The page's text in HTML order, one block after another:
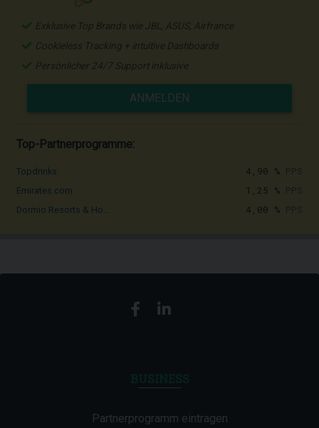
Exklusive Top Brands wie JBL, ASUS, Airfrance
Cookieless Tracking + intuitive Dashboards
Persönlicher 24/7 Support inklusive
ANMELDEN
Top-Partnerprogramme:
Topdrinks 4,90 %
Emirates.com 1,25 %
Dormio Resorts & Ho... 4,00 %
Partnerprogramm eintragen